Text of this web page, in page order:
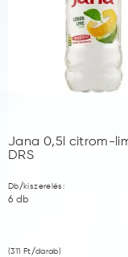
Jana 0,5l citrom-
DRS
Db/kiszerelés:
6 db
(311 Ft/darab)